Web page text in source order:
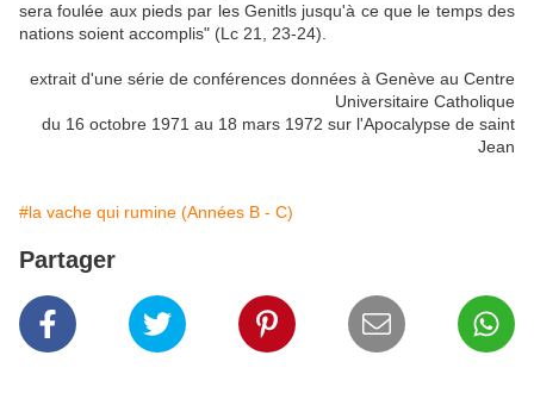
sera foulée aux pieds par les Genitls jusqu'à ce que le temps des
nations soient accomplis" (Lc 21, 23-24).
extrait d'une série de conférences données à Genève au Centre
Universitaire Catholique
du 16 octobre 1971 au 18 mars 1972 sur l'Apocalypse de saint
Jean
#la vache qui rumine (Années B - C)
Partager